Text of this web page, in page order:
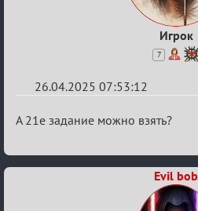
Игрок
7
26.04.2025 07:53:12
Re:
⚡Evil
А 21е задание можно взять?
Evil bob